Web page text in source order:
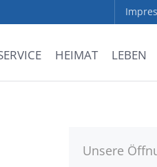
HEIMAT LEBEN
Unsere